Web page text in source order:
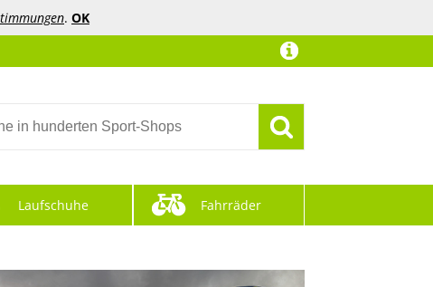
. OK
Laufschuhe Fahrräder